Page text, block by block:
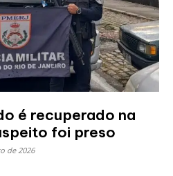
é recuperado na
foi preso
de 2026